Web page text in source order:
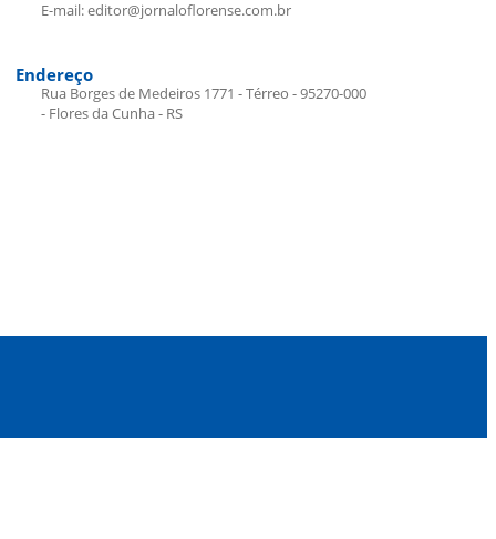
E-mail: editor@jornaloflorense.com.br
Endereço
Rua Borges de Medeiros 1771 - Térreo - 95270-000
- Flores da Cunha - RS